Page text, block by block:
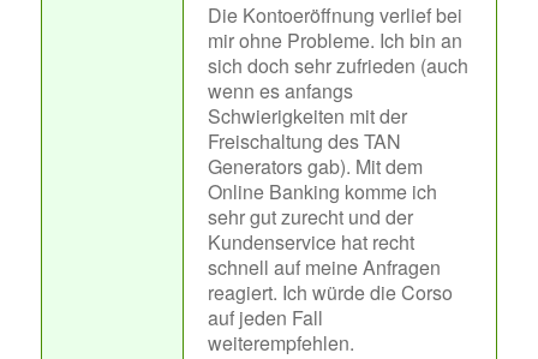
Die Kontoeröffnung verlief bei
mir ohne Probleme. Ich bin an
sich doch sehr zufrieden (auch
wenn es anfangs
Schwierigkeiten mit der
Freischaltung des TAN
Generators gab). Mit dem
Online Banking komme ich
sehr gut zurecht und der
Kundenservice hat recht
schnell auf meine Anfragen
reagiert. Ich würde die Corso
auf jeden Fall
weiterempfehlen.